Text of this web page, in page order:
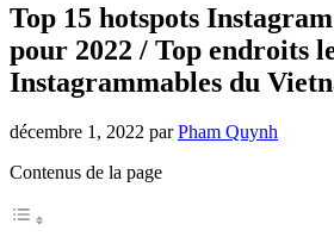
Top 15 hotspots
pour 2022 / Top endroits
Instagrammables du
décembre 1, 2022 parPham Quynh
Contenus de la page